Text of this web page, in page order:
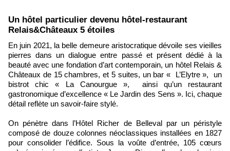
Un hôtel particulier devenu hôtel-restaurant
Relais&Châteaux 5 étoiles
En juin 2021, la belle demeure aristocratique dévoile ses vieilles
pierres dans un dialogue entre passé et présent dédié à la
beauté avec une fondation d’art contemporain, un hôtel Relais &
Châteaux de 15 chambres, et 5 suites, un bar « L’Elytre », un
bistrot chic « La Canourgue », ainsi qu’un restaurant
gastronomique d’excellence « Le Jardin des Sens ». Ici, chaque
détail reflète un savoir-faire stylé.
On pénètre dans l’Hôtel Richer de Belleval par un péristyle
composé de douze colonnes néoclassiques installées en 1827
pour consolider l’édifice. Sous la voûte d’entrée, 105 cœurs